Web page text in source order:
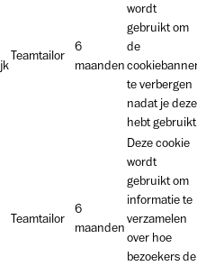
Teamtailor
6
maanden
wordt
gebruikt om
de
cookiebanner
te verbergen
nadat je deze
hebt gebruikt.
Teamtailor
6
maanden
Deze cookie
wordt
gebruikt om
informatie te
verzamelen
over hoe
bezoekers de